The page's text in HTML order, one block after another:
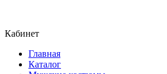
Кабинет
Главная
Каталог